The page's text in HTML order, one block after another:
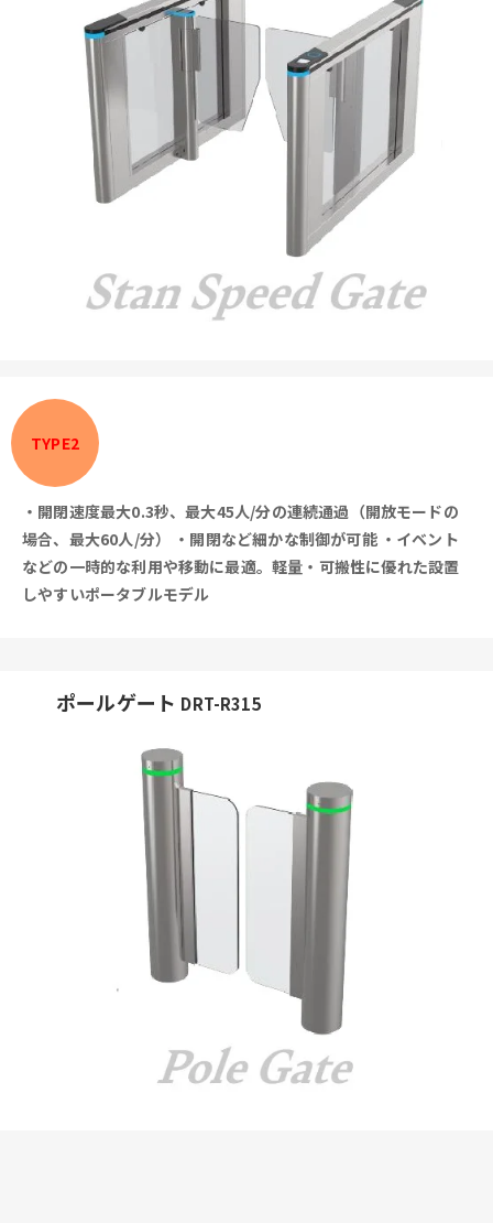
TYPE2
・開閉速度最大0.3秒、最大45人/分の連続通過（開放モードの
場合、最大60人/分）
・開閉など細かな制御が可能 ・イベント
などの一時的な利用や移動に最適。軽量・可搬性に優れた設置
しやすいポータブルモデル
ポールゲート DRT-R315